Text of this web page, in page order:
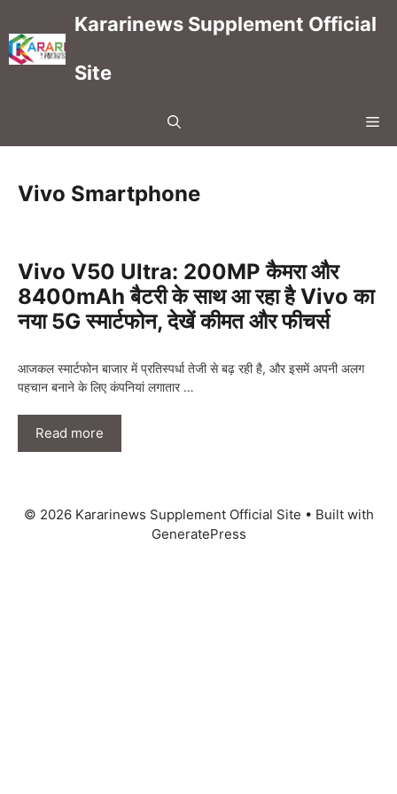
content
Kararinews Supplement Official
Site
Vivo Smartphone
Vivo V50 Ultra: 200MP कैमरा और
8400mAh बैटरी के साथ आ रहा है Vivo का
नया 5G स्मार्टफोन, देखें कीमत और फीचर्स
आजकल स्मार्टफोन बाजार में प्रतिस्पर्धा तेजी से बढ़ रही है, और इसमें अपनी अलग
पहचान बनाने के लिए कंपनियां लगातार …
Read more
© 2026 Kararinews Supplement Official Site • Built with
GeneratePress